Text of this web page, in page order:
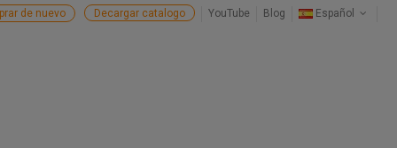
Español
Blog
YouTube
Decargar catalogo
de nuevo